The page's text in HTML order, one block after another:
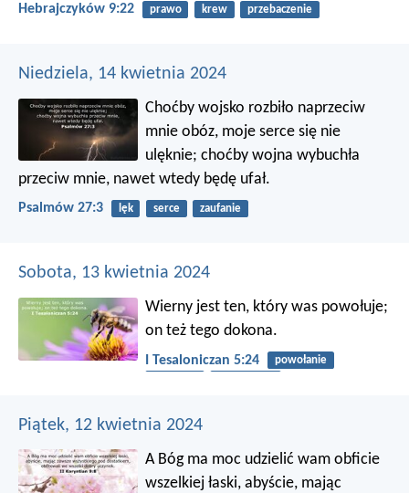
Hebrajczyków 9:22 prawo krew przebaczenie
Niedziela, 14 kwietnia 2024
Choćby wojsko rozbiło naprzeciw
mnie obóz, moje serce się nie
ulęknie; choćby wojna wybuchła
przeciw mnie, nawet wtedy będę ufał.
Psalmów 27:3 lęk serce zaufanie
Sobota, 13 kwietnia 2024
Wierny jest ten, który was powołuje;
on też tego dokona.
I Tesaloniczan 5:24
powołanie
Piątek, 12 kwietnia 2024
A Bóg ma moc udzielić wam obficie
wszelkiej łaski, abyście, mając